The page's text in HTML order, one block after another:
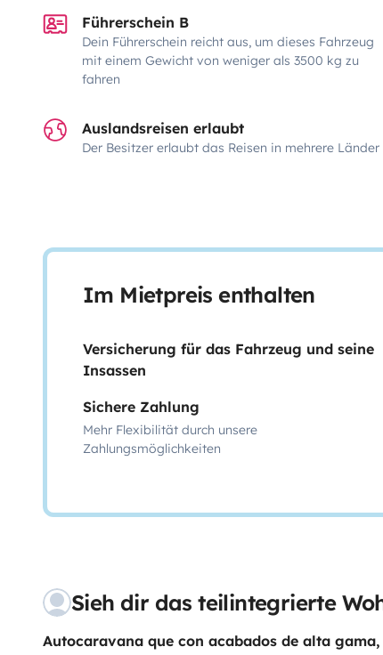
Führerschein B
Dein Führerschein reicht aus, um dieses Fahrzeug
mit einem Gewicht von weniger als 3500 kg zu
fahren
Auslandsreisen erlaubt
Der Besitzer erlaubt das Reisen in mehrere Länder
Im Mietpreis enthalten
Versicherung für das Fahrzeug und seine
Insassen
Sichere Zahlung
Mehr Flexibilität durch unsere
Zahlungsmöglichkeiten
Sieh dir das teilintegrierte
Autocaravana que con acabados de alta